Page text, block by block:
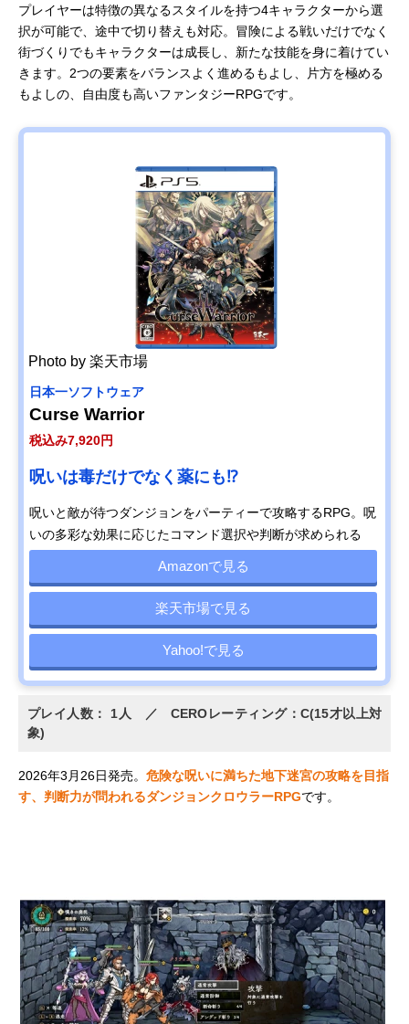
プレイヤーは特徴の異なるスタイルを持つ4キャラクターから選
択が可能で、途中で切り替えも対応。冒険による戦いだけでなく
街づくりでもキャラクターは成長し、新たな技能を身に着けてい
きます。2つの要素をバランスよく進めるもよし、片方を極める
もよしの、自由度も高いファンタジーRPGです。
Photo by 楽天市場
日本一ソフトウェア
Curse Warrior
税込み7,920円
呪いは毒だけでなく薬にも⁉
呪いと敵が待つダンジョンをパーティーで攻略するRPG。呪
いの多彩な効果に応じたコマンド選択や判断が求められる
Amazonで見る
楽天市場で見る
Yahoo!で見る
プレイ人数： 1人 ／ CEROレーティング：C(15才以上対
象)
2026年3月26日発売。 危険な呪いに満ちた地下迷宮の攻略を目指
す、判断力が問われるダンジョンクロウラーRPGです。